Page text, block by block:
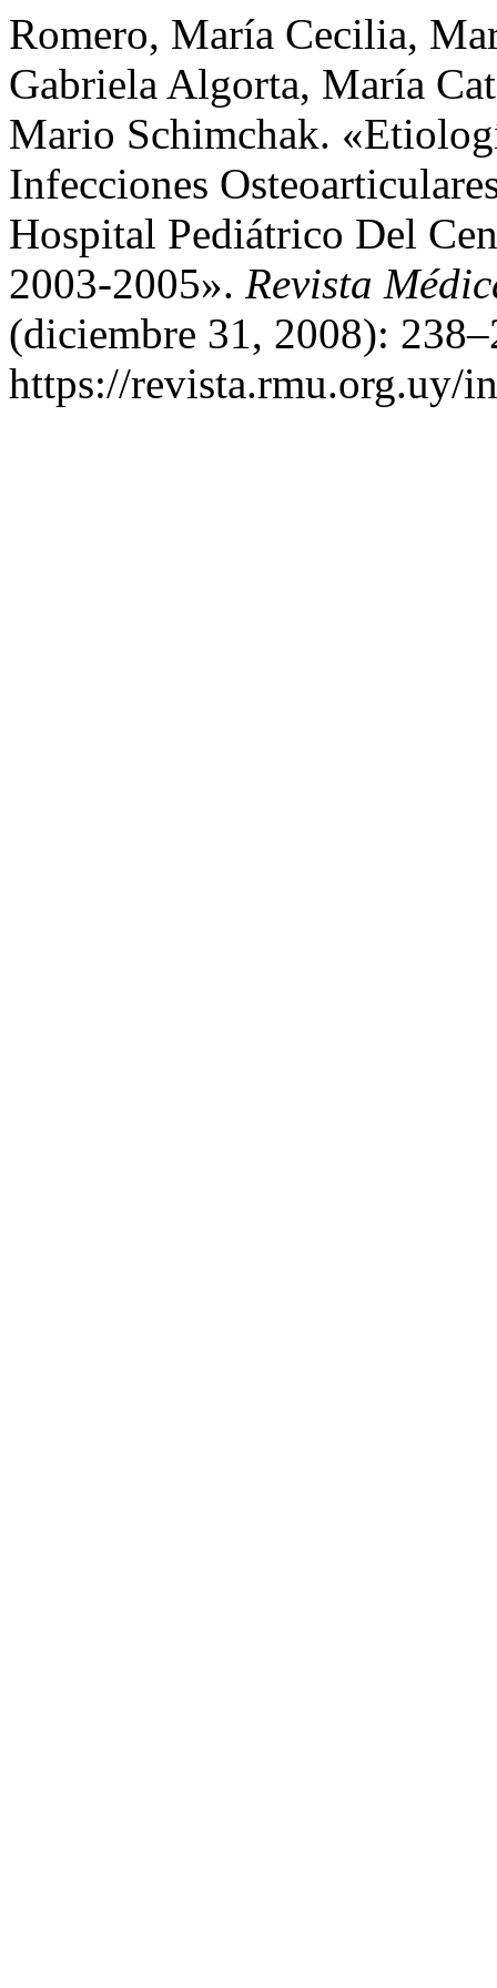
Romero, María Cecilia,
Gabriela Algorta, María
Mario Schimchak.
Infecciones
Hospital Pediátrico Del
2003-2005». Revista
(diciembre 31, 2008):
https://revista.rmu.org.uy/